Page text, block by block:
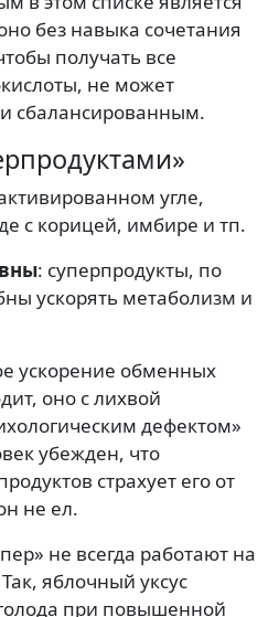
без навыка сочетания
получать все
не может
сбалансированным.
угле,
с корицей, имбире и тп.
: суперпродукты, по
ускорять метаболизм и
ускорение обменных
оно с лихвой
дефектом»
убежден, что
страхует его от
не ел.
не всегда работают на
яблочный уксус
при повышенной